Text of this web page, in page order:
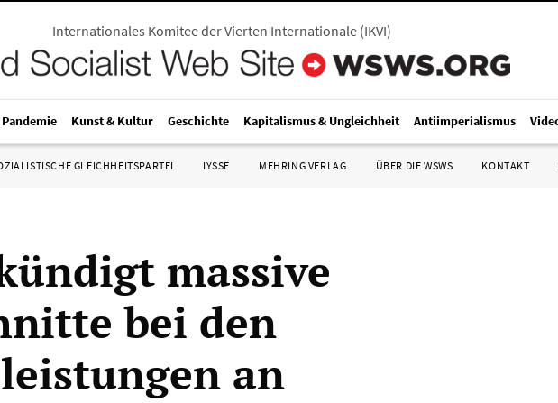
Internationales Komitee der Vierten Internationale (IKVI)
Pandemie Kunst & Kultur Geschichte Kapitalismus & Ungleichheit Antiimperialismus
GLEICHHEITSPARTEI IYSSE MEHRING VERLAG ÜBER DIE WSWS KONTAKT
massive
bei den
an